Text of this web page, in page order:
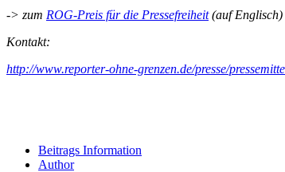
-> zum ROG-Preis für die Pressefreiheit(auf Englisch)
Kontakt:
http://www.reporter-ohne-grenzen.de/presse/
Beitrags Information
Author